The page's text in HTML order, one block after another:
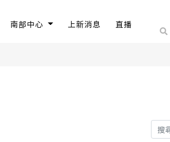
南部中心 上新消息 直播